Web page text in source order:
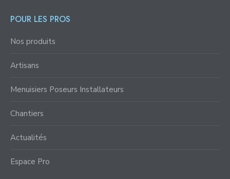
POUR LES PROS
Nos produits
Artisans
Menuisiers Poseurs Installateurs
Chantiers
Actualités
Espace Pro